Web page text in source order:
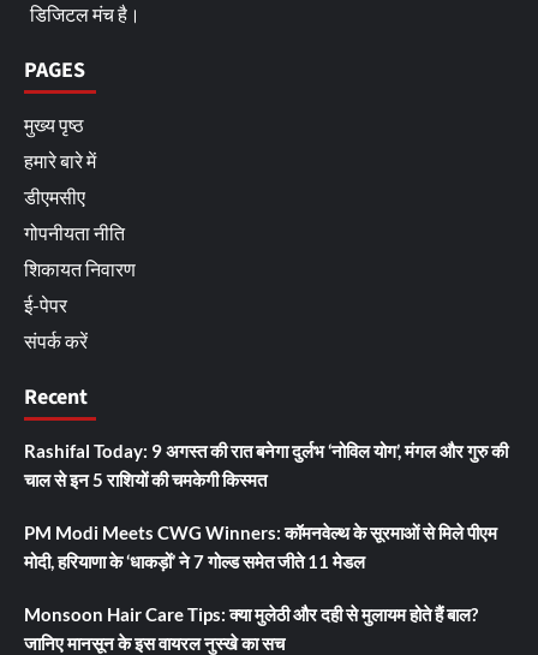
डिजिटल मंच है।
PAGES
मुख्य पृष्ठ
हमारे बारे में
डीएमसीए
गोपनीयता नीति
शिकायत निवारण
ई-पेपर
संपर्क करें
Recent
Rashifal Today: 9 अगस्त की रात बनेगा दुर्लभ ‘नोविल योग’, मंगल और गुरु की
चाल से इन 5 राशियों की चमकेगी किस्मत
PM Modi Meets CWG Winners: कॉमनवेल्थ के सूरमाओं से मिले पीएम
मोदी, हरियाणा के ‘धाकड़ों’ ने 7 गोल्ड समेत जीते 11 मेडल
Monsoon Hair Care Tips: क्या मुलेठी और दही से मुलायम होते हैं बाल?
जानिए मानसून के इस वायरल नुस्खे का सच